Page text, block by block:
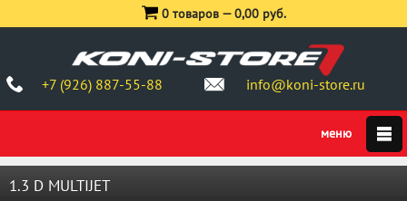
+7 (926) 887-55-88 info@koni-store.ru
0 товаров —0,00 руб.
1.3 D MULTIJET